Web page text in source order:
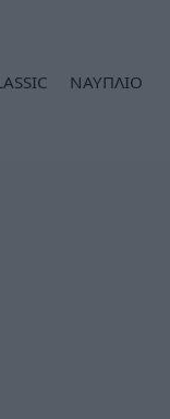
ΝΑΥΠΛΙΟ